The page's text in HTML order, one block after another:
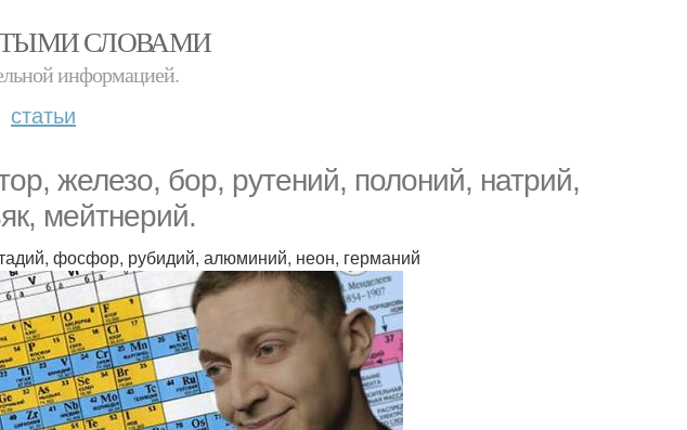
СЛОВАМИ
информацией.
статьи
железо, бор, рутений, полоний, натрий,
мейтнерий.
фосфор, рубидий, алюминий, неон, германий